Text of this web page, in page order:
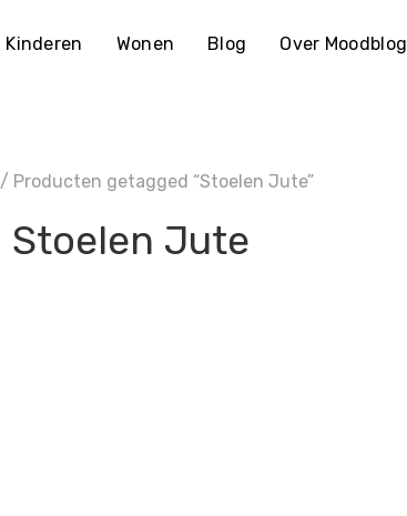
Kinderen Wonen Blog Over Moodblog
/ Producten getagged “Stoelen Jute”
Stoelen Jute